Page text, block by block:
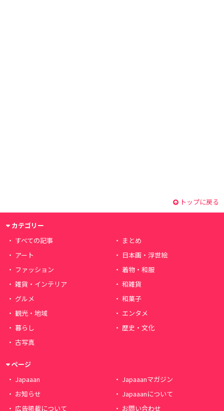
トップに戻る
カテゴリー
すべての記事
まとめ
アート
日本画・浮世絵
ファッション
着物・和服
雑貨・インテリア
和雑貨
グルメ
和菓子
観光・地域
エンタメ
暮らし
歴史・文化
古写真
ページ
Japaaan
Japaaanマガジン
お知らせ
Japaaanについて
広告掲載について
お問い合わせ